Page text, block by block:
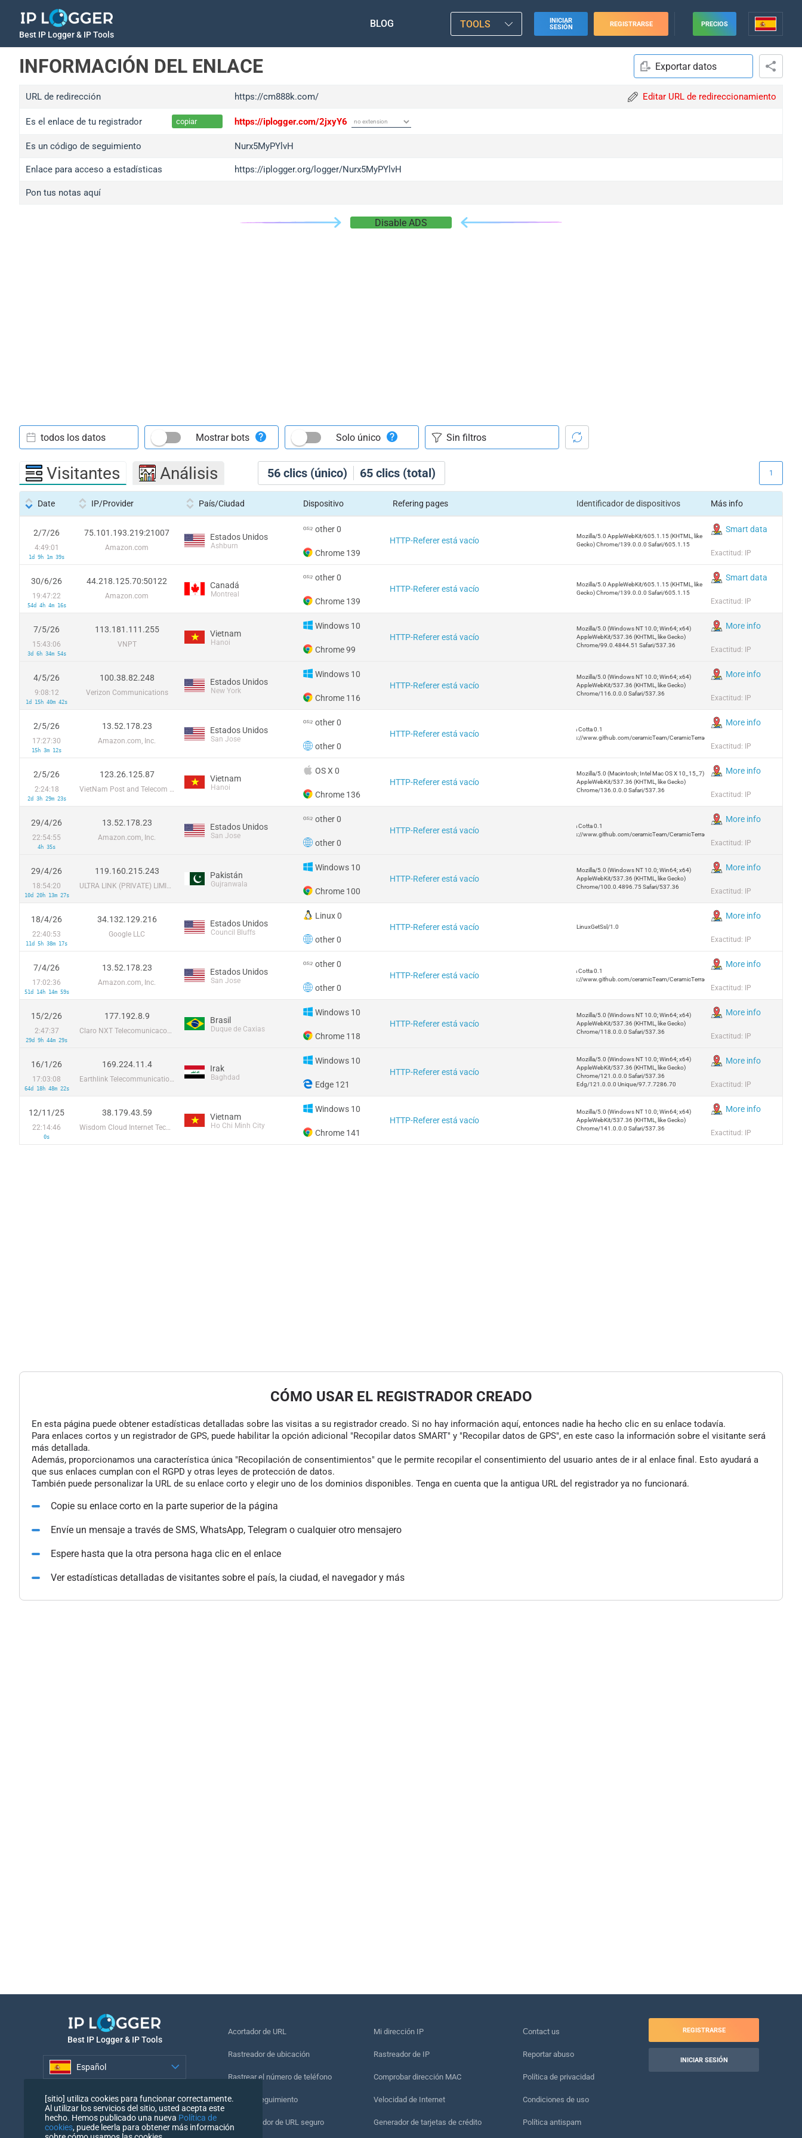
Best IP Logger & IP Tools
BLOG TOOLS
INICIAR
SESIÓN
REGISTRARSE PRECIOS
INFORMACIÓN DEL ENLACE Exportar datos
URL de redirección https://cm888k.com/ Editar URL de redireccionamiento
Es el enlace de tu registrador copiar https://iplogger.com/2jxyY6
Es un código de seguimiento Nurx5MyPYlvH
Enlace para acceso a estadísticas https://iplogger.org/logger/Nurx5MyPYlvH
Pon tus notas aquí
Disable ADS
56 clics (único) 65 clics (total)
todos los datos Mostrar bots Solo único
Visitantes Análisis 1
Date IP/Provider País/Ciudad Dispositivo Refering pages Identificador de dispositivos Más info
2/7/26
4:49:01
1d 9h 1m 39s
75.101.193.219:21007
Amazon.com
Estados Unidos
Ashburn
other 0
Chrome 139
HTTP-Referer está vacío
Mozilla/5.0 AppleWebKit/605.1.15 (KHTML, like
Gecko) Chrome/139.0.0.0 Safari/605.1.15
Smart data
Exactitud: IP
30/6/26
19:47:22
54d 4h 4m 16s
44.218.125.70:50122
Amazon.com
Canadá
Montreal
other 0
Chrome 139
HTTP-Referer está vacío
Mozilla/5.0 AppleWebKit/605.1.15 (KHTML, like
Gecko) Chrome/139.0.0.0 Safari/605.1.15
Smart data
Exactitud: IP
7/5/26
15:43:06
3d 6h 34m 54s
113.181.111.255
VNPT
Vietnam
Hanoi
Windows 10
Chrome 99
HTTP-Referer está vacío
Mozilla/5.0 (Windows NT 10.0; Win64; x64)
AppleWebKit/537.36 (KHTML, like Gecko)
Chrome/99.0.4844.51 Safari/537.36
More info
Exactitud: IP
4/5/26
9:08:12
1d 15h 40m 42s
100.38.82.248
Verizon Communications
Estados Unidos
New York
Windows 10
Chrome 116
HTTP-Referer está vacío
Mozilla/5.0 (Windows NT 10.0; Win64; x64)
AppleWebKit/537.36 (KHTML, like Gecko)
Chrome/116.0.0.0 Safari/537.36
More info
Exactitud: IP
2/5/26
17:27:30
15h 3m 12s
13.52.178.23
Amazon.com, Inc.
Estados Unidos
San Jose
other 0
other 0
HTTP-Referer está vacío
Terra Cotta 0.1
https://www.github.com/ceramicTeam/CeramicTerracotta
More info
Exactitud: IP
2/5/26
2:24:18
2d 3h 29m 23s
123.26.125.87
VietNam Post and Telecom Corporation
Vietnam
Hanoi
OS X 0
Chrome 136
HTTP-Referer está vacío
Mozilla/5.0 (Macintosh; Intel Mac OS X 10_15_7)
AppleWebKit/537.36 (KHTML, like Gecko)
Chrome/136.0.0.0 Safari/537.36
More info
Exactitud: IP
29/4/26
22:54:55
4h 35s
13.52.178.23
Amazon.com, Inc.
Estados Unidos
San Jose
other 0
other 0
HTTP-Referer está vacío
Terra Cotta 0.1
https://www.github.com/ceramicTeam/CeramicTerracotta
More info
Exactitud: IP
29/4/26
18:54:20
10d 20h 13m 27s
119.160.215.243
ULTRA LINK (PRIVATE) LIMITED
Pakistán
Gujranwala
Windows 10
Chrome 100
HTTP-Referer está vacío
Mozilla/5.0 (Windows NT 10.0; Win64; x64)
AppleWebKit/537.36 (KHTML, like Gecko)
Chrome/100.0.4896.75 Safari/537.36
More info
Exactitud: IP
18/4/26
22:40:53
11d 5h 38m 17s
34.132.129.216
Google LLC
Estados Unidos
Council Bluffs
Linux 0
other 0
HTTP-Referer está vacío LinuxGetSsl/1.0
More info
Exactitud: IP
7/4/26
17:02:36
51d 14h 14m 59s
13.52.178.23
Amazon.com, Inc.
Estados Unidos
San Jose
other 0
other 0
HTTP-Referer está vacío
Terra Cotta 0.1
https://www.github.com/ceramicTeam/CeramicTerracotta
More info
Exactitud: IP
15/2/26
2:47:37
29d 9h 44m 29s
177.192.8.9
Claro NXT Telecomunicacoes Ltda
Brasil
Duque de Caxias
Windows 10
Chrome 118
HTTP-Referer está vacío
Mozilla/5.0 (Windows NT 10.0; Win64; x64)
AppleWebKit/537.36 (KHTML, like Gecko)
Chrome/118.0.0.0 Safari/537.36
More info
Exactitud: IP
16/1/26
17:03:08
64d 18h 48m 22s
169.224.11.4
Earthlink Telecommunications Equipment Trading & Services DMCC
Irak
Baghdad
Windows 10
Edge 121
HTTP-Referer está vacío
Mozilla/5.0 (Windows NT 10.0; Win64; x64)
AppleWebKit/537.36 (KHTML, like Gecko)
Chrome/121.0.0.0 Safari/537.36
Edg/121.0.0.0 Unique/97.7.7286.70
More info
Exactitud: IP
12/11/25
22:14:46
0s
38.179.43.59
Wisdom Cloud Internet Technology Pte. LTD
Vietnam
Ho Chi Minh City
Windows 10
Chrome 141
HTTP-Referer está vacío
Mozilla/5.0 (Windows NT 10.0; Win64; x64)
AppleWebKit/537.36 (KHTML, like Gecko)
Chrome/141.0.0.0 Safari/537.36
More info
Exactitud: IP
CÓMO USAR EL REGISTRADOR CREADO
En esta página puede obtener estadísticas detalladas sobre las visitas a su registrador creado. Si no hay información aquí, entonces nadie ha hecho clic en su enlace todavía.
Para enlaces cortos y un registrador de GPS, puede habilitar la opción adicional "Recopilar datos SMART" y "Recopilar datos de GPS", en este caso la información sobre el visitante será
más detallada.
Además, proporcionamos una característica única "Recopilación de consentimientos" que le permite recopilar el consentimiento del usuario antes de ir al enlace final. Esto ayudará a
que sus enlaces cumplan con el RGPD y otras leyes de protección de datos.
También puede personalizar la URL de su enlace corto y elegir uno de los dominios disponibles. Tenga en cuenta que la antigua URL del registrador ya no funcionará.
Copie su enlace corto en la parte superior de la página
Envíe un mensaje a través de SMS, WhatsApp, Telegram o cualquier otro mensajero
Espere hasta que la otra persona haga clic en el enlace
Ver estadísticas detalladas de visitantes sobre el país, la ciudad, el navegador y más
Best IP Logger & IP Tools
Español
Acortador de URL
Rastreador de ubicación
Rastrear el número de teléfono
Píxel de seguimiento
Comprobador de URL seguro
Mi dirección IP
Rastreador de IP
Comprobar dirección MAC
Velocidad de Internet
Generador de tarjetas de crédito
Сontact us
Reportar abuso
Política de privacidad
Condiciones de uso
Política antispam
REGISTRARSE
INICIAR SESIÓN
[sitio] utiliza cookies para funcionar correctamente.
Al utilizar los servicios del sitio, usted acepta este
hecho. Hemos publicado una nueva Política de
cookies, puede leerla para obtener más información